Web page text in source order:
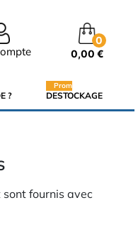
0
0,00 €
? DESTOCKAGE
Promo
sont fournis avec